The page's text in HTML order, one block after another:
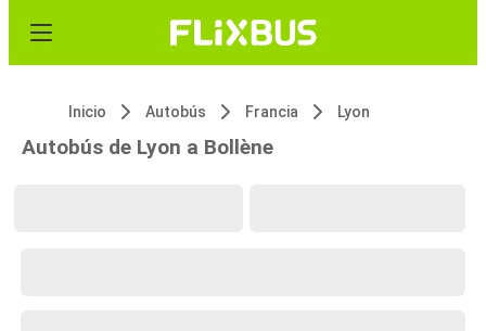
Inicio Autobús Francia Lyon
Autobús de Lyon a Bollène